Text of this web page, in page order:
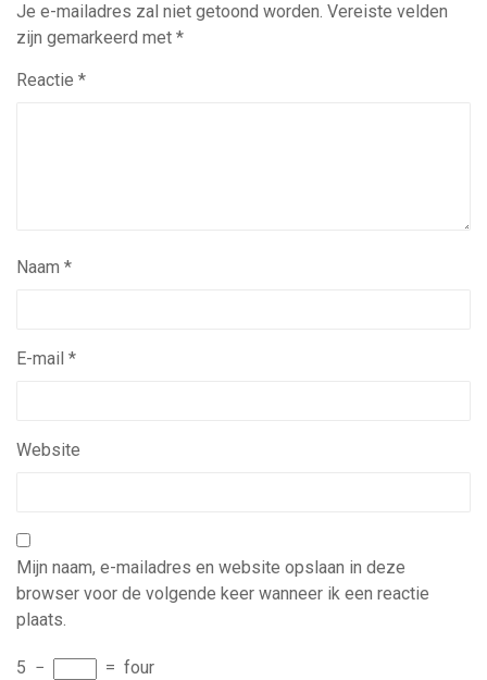
Je e-mailadres zal niet getoond worden. Vereiste velden
zijn gemarkeerd met *
Reactie *
Naam *
E-mail *
Website
Mijn naam, e-mailadres en website opslaan in deze
browser voor de volgende keer wanneer ik een reactie
plaats.
5 − = four